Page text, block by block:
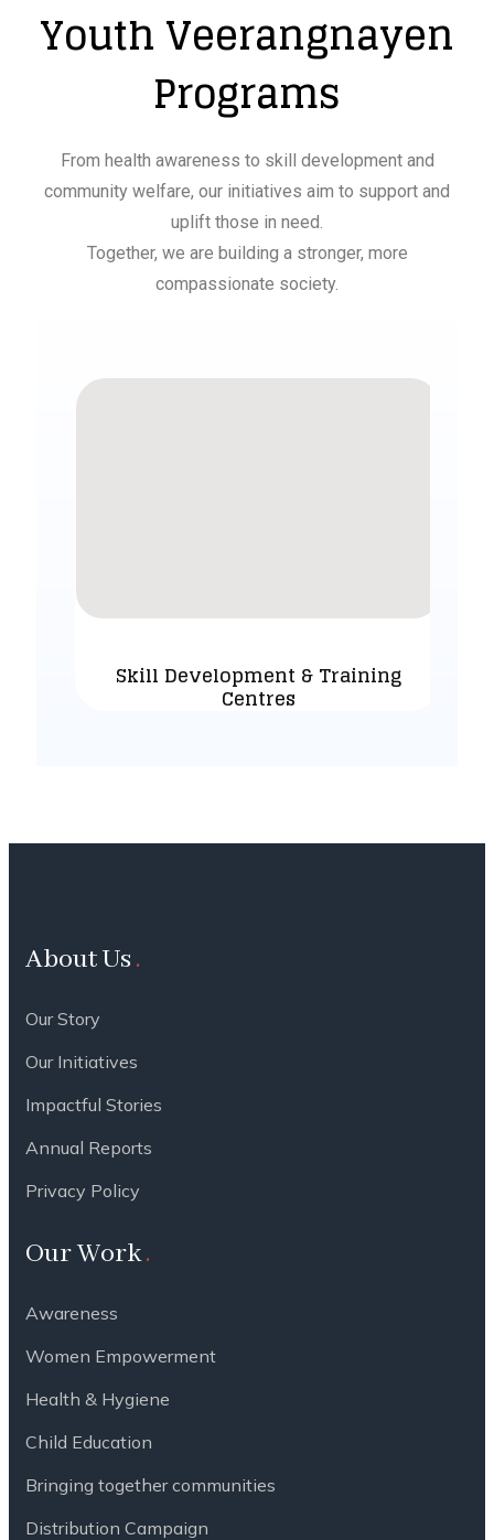
Youth Veerangnayen
Programs
From health awareness to skill development and
community welfare, our initiatives aim to support and
uplift those in need.
Together, we are building a stronger, more
compassionate society.
Skill Development & Training
Centres
About Us
Our Story
Our Initiatives
Impactful Stories
Annual Reports
Privacy Policy
Our Work
Awareness
Women Empowerment
Health & Hygiene
Child Education
Bringing together communities
Distribution Campaign